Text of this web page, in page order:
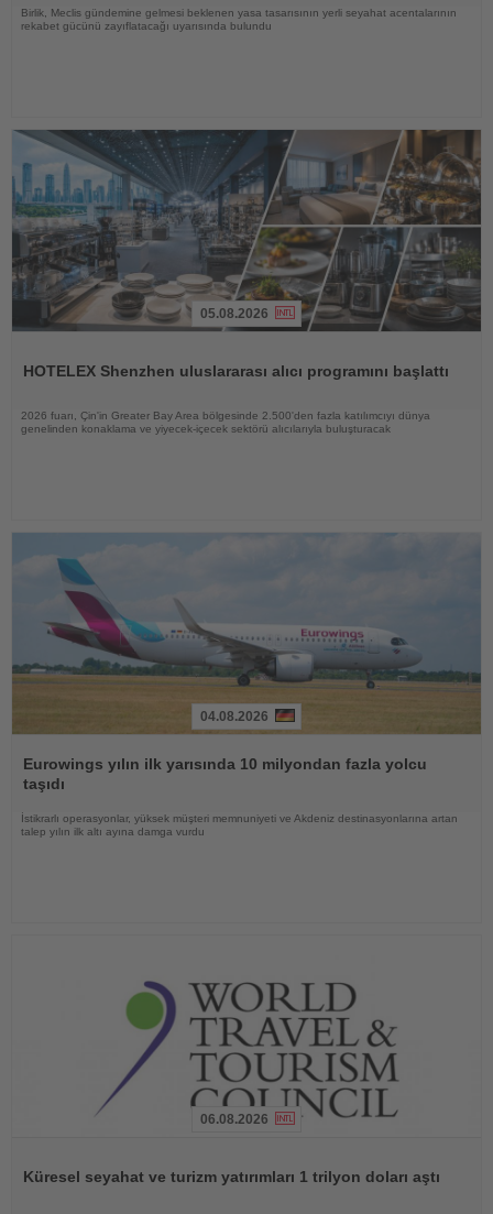
Birlik, Meclis gündemine gelmesi beklenen yasa tasarısının yerli seyahat acentalarının
rekabet gücünü zayıflatacağı uyarısında bulundu
05.08.2026
HOTELEX Shenzhen uluslararası alıcı programını başlattı
2026 fuarı, Çin'in Greater Bay Area bölgesinde 2.500'den fazla katılımcıyı dünya
genelinden konaklama ve yiyecek-içecek sektörü alıcılarıyla buluşturacak
Oku
04.08.2026
Eurowings yılın ilk yarısında 10 milyondan fazla yolcu
taşıdı
İstikrarlı operasyonlar, yüksek müşteri memnuniyeti ve Akdeniz destinasyonlarına artan
talep yılın ilk altı ayına damga vurdu
06.08.2026
Küresel seyahat ve turizm yatırımları 1 trilyon doları aştı